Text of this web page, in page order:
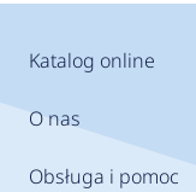
Katalog online
O nas
Obsługa i pomoc